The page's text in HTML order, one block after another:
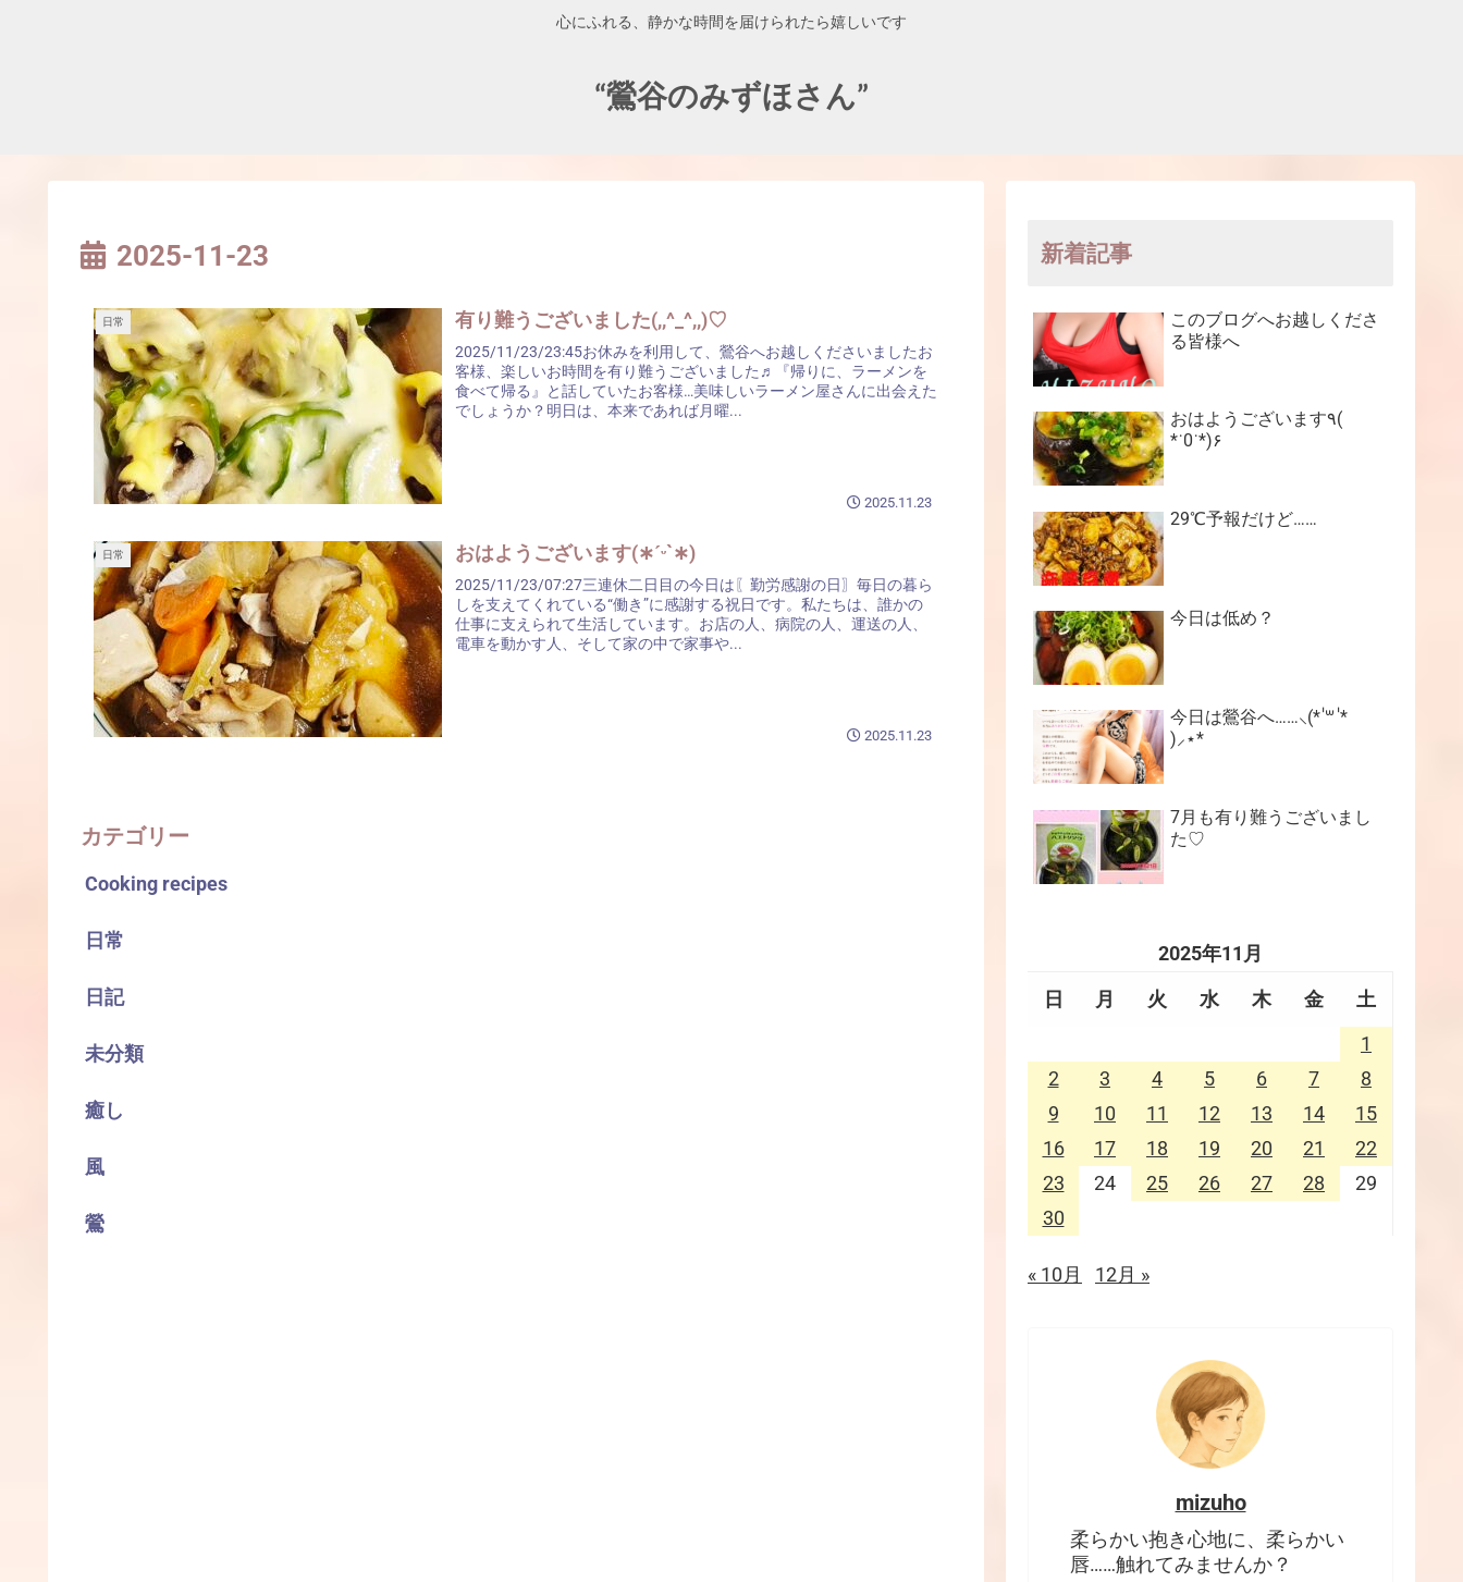
心にふれる、静かな時間を届けられたら嬉しいです
“鶯谷のみずほさん”
2025-11-23
日常 有り難うございました(,,^_^,,)♡
2025/11/23/23:45お休みを利用して、鶯谷へお越しくださいましたお
客様、楽しいお時間を有り難うございました♬『帰りに、ラーメンを
食べて帰る』と話していたお客様…美味しいラーメン屋さんに出会えた
でしょうか？明日は、本来であれば月曜...
2025.11.23
日常 おはようございます(∗ˊᵕ`∗)
2025/11/23/07:27三連休二日目の今日は〖勤労感謝の日〗毎日の暮ら
しを支えてくれている“働き”に感謝する祝日です。私たちは、誰かの
仕事に支えられて生活しています。お店の人、病院の人、運送の人、
電車を動かす人、そして家の中で家事や...
2025.11.23
カテゴリー
Cooking recipes
日常
日記
未分類
癒し
風
鶯
新着記事
このブログへお越しくださ
る皆様へ
おはようございます٩(
*˙0˙*)۶
29℃予報だけど……
今日は低め？
今日は鶯谷へ……⸜(* ॑꒳ ॑*
)⸝⋆*
7月も有り難うございまし
た♡
2025年11月
日
月 火 水 木 金
土
1
2
3 4 5 6 7
8
9
10 11 12 13 14
15
16
17 18 19 20 21
22
23
24 25 26 27 28
29
30
« 10月 12月 »
mizuho
柔らかい抱き心地に、柔らかい
唇……触れてみませんか？